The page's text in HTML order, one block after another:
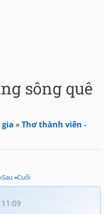
sông quê
»Thơ thành viên -
Sau »Cuối